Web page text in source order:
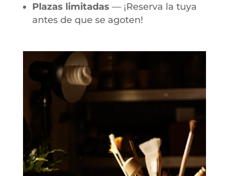
Plazas limitadas — ¡Reserva la tuya
antes de que se agoten!